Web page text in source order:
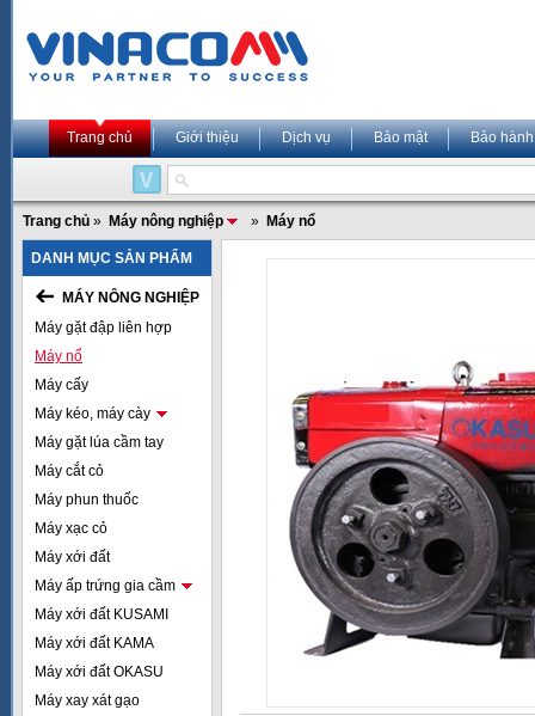
Trang chủ Giới thiệu Dịch vụ Bảo mật Bảo hành
Trang chủ » Máy nông nghiệp » Máy nổ
DANH MỤC SẢN PHẨM
MÁY NÔNG NGHIỆP
Máy gặt đập liên hợp
Máy nổ
Máy cấy
Máy kéo, máy cày
Máy gặt lúa cầm tay
Máy cắt cỏ
Máy phun thuốc
Máy xạc cỏ
Máy xới đất
Máy ấp trứng gia cầm
Máy xới đất KUSAMI
Máy xới đất KAMA
Máy xới đất OKASU
Máy xay xát gạo